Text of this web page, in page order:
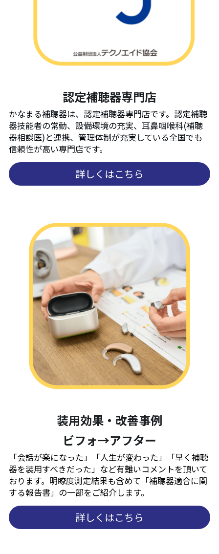
認定補聴器専門店
かなまる補聴器は、認定補聴器専門店です。認定補聴
器技能者の常勤、設備環境の充実、耳鼻咽喉科(補聴
器相談医)と連携、管理体制が充実している全国でも
信頼性が高い専門店です。
詳しくはこちら
装用効果・改善事例
ビフォ→アフター
「会話が楽になった」「人生が変わった」「早く補聴
器を装用すべきだった」など有難いコメントを頂いて
おります。明瞭度測定結果も含めて「補聴器適合に関
する報告書」の一部をご紹介します。
詳しくはこちら